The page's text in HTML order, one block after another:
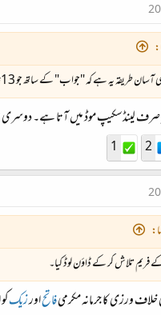
ساتھ جو 13# کرکے پوسٹ کا نمبر آرہا ہوتا ہے اس پر کلک کریں تو لنک کاپی کرنے کے لئے اوپن ہوجائے گا۔ کاپی کریں اور لنک بنا کر پیسٹ کردیں۔
صرف لینڈسکیپ موڈ میں آتا ہے۔
2
1
فریم تلاش کر کے ڈاؤن لوڈ کیا۔
ورزی کا جرمانہ مکرمیفاتحاورزیک